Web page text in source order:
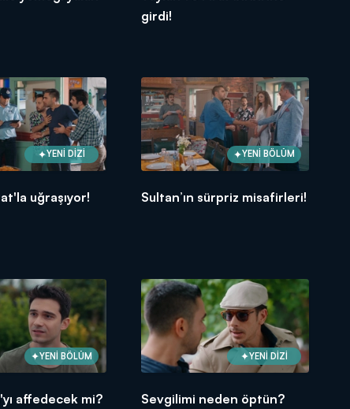
girdi!
YENİ DİZİ
uğraşıyor!
YENİ BÖLÜM
Sultan’ın sürpriz misafirleri!
YENİ BÖLÜM
affedecek mi?
YENİ DİZİ
Sevgilimi neden öptün?